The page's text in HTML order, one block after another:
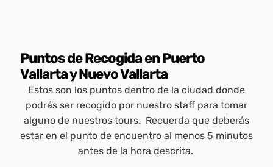
Puntos de Recogida en Puerto
Vallarta y Nuevo Vallarta
Estos son los puntos dentro de la ciudad donde
podrás ser recogido por nuestro staff para tomar
alguno de nuestros tours. Recuerda que deberás
estar en el punto de encuentro al menos 5 minutos
antes de la hora descrita.
Zona Romántica
Salida 8:10 AM
Las Glorias
Salida 7:50 AM
Playa de Oro
Nuevo Vallarta